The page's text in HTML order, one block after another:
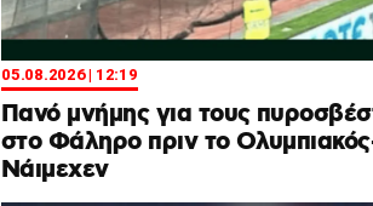
05.08.2026 | 12:19
Πανό μνήμης για τους
στο Φάληρο πριν το
Νάιμεχεν